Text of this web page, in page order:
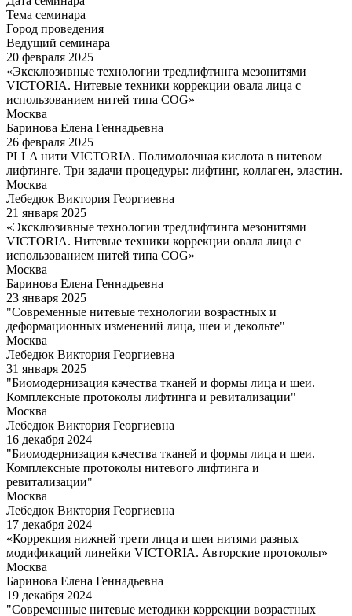
Тема семинара
Город проведения
Ведущий семинара
20 февраля 2025
«Эксклюзивные технологии тредлифтинга мезонитями
VICTORIA. Нитевые техники коррекции овала лица с
использованием нитей типа COG»
Москва
Баринова Елена Геннадьевна
26 февраля 2025
PLLA нити VICTORIA. Полимолочная кислота в нитевом
лифтинге. Три задачи процедуры: лифтинг, коллаген, эластин.
Москва
Лебедюк Виктория Георгиевна
21 января 2025
«Эксклюзивные технологии тредлифтинга мезонитями
VICTORIA. Нитевые техники коррекции овала лица с
использованием нитей типа COG»
Москва
Баринова Елена Геннадьевна
23 января 2025
"Современные нитевые технологии возрастных и
деформационных изменений лица, шеи и декольте"
Москва
Лебедюк Виктория Георгиевна
31 января 2025
"Биомодернизация качества тканей и формы лица и шеи.
Комплексные протоколы лифтинга и ревитализации"
Москва
Лебедюк Виктория Георгиевна
16 декабря 2024
"Биомодернизация качества тканей и формы лица и шеи.
Комплексные протоколы нитевого лифтинга и
ревитализации"
Москва
Лебедюк Виктория Георгиевна
17 декабря 2024
«Коррекция нижней трети лица и шеи нитями разных
модификаций линейки VICTORIA. Авторские протоколы»
Москва
Баринова Елена Геннадьевна
19 декабря 2024
"Современные нитевые методики коррекции возрастных